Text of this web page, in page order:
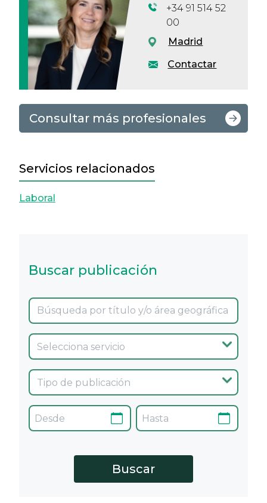
Contactar
+34 91 514 52
00
Madrid
Consultar más profesionales
Servicios relacionados
Laboral
Buscar publicación